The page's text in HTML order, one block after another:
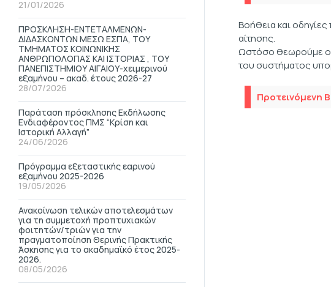
21/01/2026
ΠΡΟΣΚΛΗΣΗ-ΕΝΤΕΤΑΛΜΕΝΩΝ-
ΔΙΔΑΣΚΟΝΤΩΝ ΜΕΣΩ ΕΣΠΑ, ΤΟΥ
ΤΜΗΜΑΤΟΣ ΚΟΙΝΩΝΙΚΗΣ
ΑΝΘΡΩΠΟΛΟΓΙΑΣ ΚΑΙ ΙΣΤΟΡΙΑΣ , ΤΟΥ
ΠΑΝΕΠΙΣΤΗΜΙΟΥ ΑΙΓΑΙΟΥ-χειμερινού
εξαμήνου – ακαδ. έτους 2026-27
28/07/2026
Παράταση πρόσκλησης Εκδήλωσης
Ενδιαφέροντος ΠΜΣ “Κρίση και
Ιστορική Αλλαγή”
24/06/2026
Πρόγραμμα εξεταστικής εαρινού
εξαμήνου 2025-2026
19/05/2026
Ανακοίνωση τελικών αποτελεσμάτων
για τη συμμετοχή προπτυχιακών
φοιτητών/τριών για την
πραγματοποίηση Θερινής Πρακτικής
Άσκησης για το ακαδημαϊκό έτος 2025-
2026.
08/05/2026
Βοήθεια και
αίτησης.
Ωστόσο θεωρούμε
του συστήματος
Προτεινόμενη